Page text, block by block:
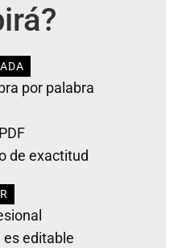
por palabra
de exactitud
es editable